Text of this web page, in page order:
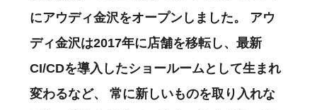
にアウディ金沢をオープンしました。
アウ
ディ金沢は2017年に店舗を移転し、最新
CI/CDを導入したショールームとして生まれ
変わるなど、
常に新しいものを取り入れな